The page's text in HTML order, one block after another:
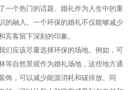
一个热门的话题。婚礼作为人生中的重
的融入。一个环保的婚礼不仅能够减少
宾客留下深刻的印象。
们应该尽量选择环保的场地。例如，可
等自然景观作为婚礼场地，这些地方通
饰，可以减少能源消耗和碳排放。同